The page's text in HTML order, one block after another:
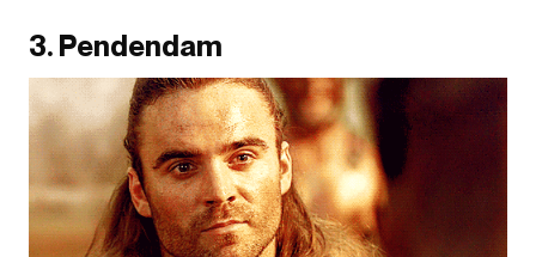
3. Pendendam